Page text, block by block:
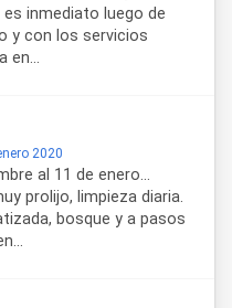
inmediato luego de
y con los servicios
en...
2020
al 11 de enero...
prolijo, limpieza diaria.
bosque y a pasos